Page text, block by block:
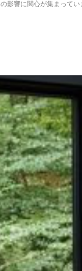
の影響に関心が集まって